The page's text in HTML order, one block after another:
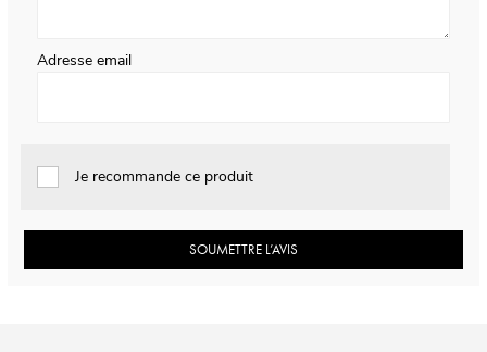
Adresse email
Je recommande ce produit
SOUMETTRE L’AVIS